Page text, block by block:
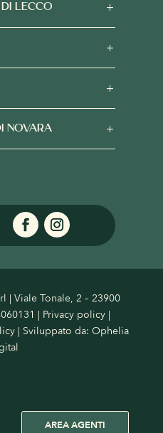
AREA AGENTI
LECCO
NOVARA
| Viale Tonale, 2 – 23900
| Privacy policy |
| Sviluppato da:Ophelia